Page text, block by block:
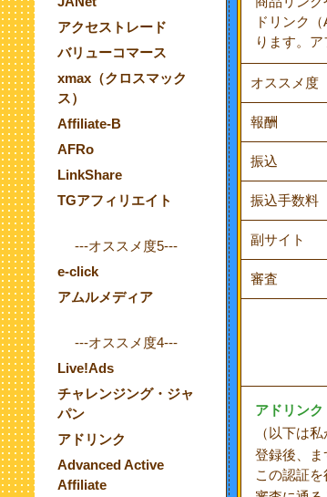
アクセストレード
バリューコマース
xmax（クロスマック
ス）
Affiliate-B
AFRo
LinkShare
TGアフィリエイト
---オススメ度5---
e-click
アムルメディア
---オススメ度4---
Live!Ads
チャレンジング・ジャ
パン
アドリンク
Advanced Active
Affiliate
ドリンク
ります。
オススメ度
報酬
振込
振込手数料
副サイト
審査
アドリン
（以下は
登録後、
この認証